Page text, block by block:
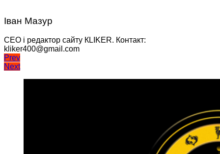
Іван Мазур
CEO і редактор сайту КLIKER. Контакт:
kliker400@gmail.com
Навігація
записів
Prev
Next